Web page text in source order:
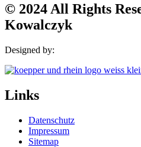
© 2024 All Rights
Kowalczyk
Designed by:
Links
Datenschutz
Impressum
Sitemap